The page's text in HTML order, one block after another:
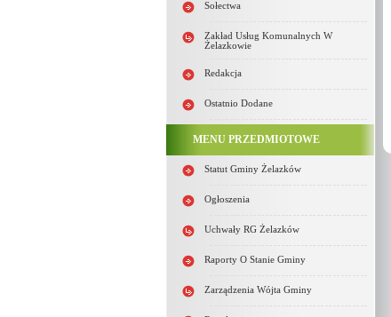
Sołectwa
Zakład Usług Komunalnych W
Żelazkowie
Redakcja
Ostatnio Dodane
MENU PRZEDMIOTOWE
Statut Gminy Żelazków
Ogłoszenia
Uchwały RG Żelazków
Raporty O Stanie Gminy
Zarządzenia Wójta Gminy